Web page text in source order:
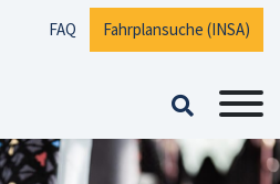
FAQ Fahrplansuche (INSA)